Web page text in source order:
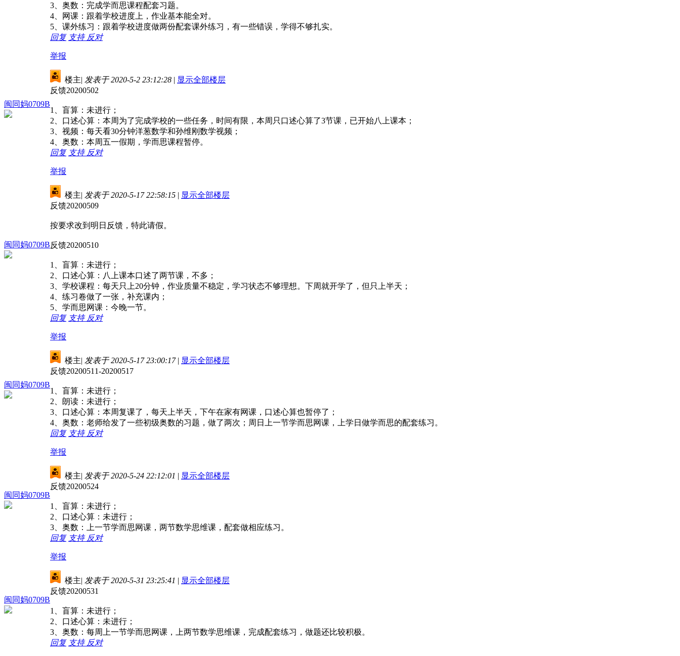
3、奥数：完成学而思课程配套习题。
4、网课：跟着学校进度上，作业基本能全对。
5、课外练习：跟着学校进度做两份配套课外练习，有一些错误，学得不够扎实。
回复 支持 反对
举报
闽同妈0709B
楼主| 发表于 2020-5-2 23:12:28 | 显示全部楼层
反馈20200502
1、盲算：未进行；
2、口述心算：本周为了完成学校的一些任务，时间有限，本周只口述心算了3节课，已开始八上课本；
3、视频：每天看30分钟洋葱数学和孙维刚数学视频；
4、奥数：本周五一假期，学而思课程暂停。
回复 支持 反对
举报
闽同妈0709B
楼主| 发表于 2020-5-17 22:58:15 | 显示全部楼层
反馈20200509
按要求改到明日反馈，特此请假。
反馈20200510
1、盲算：未进行；
2、口述心算：八上课本口述了两节课，不多；
3、学校课程：每天只上20分钟，作业质量不稳定，学习状态不够理想。下周就开学了，但只上半天；
4、练习卷做了一张，补充课内；
5、学而思网课：今晚一节。
回复 支持 反对
举报
闽同妈0709B
楼主| 发表于 2020-5-17 23:00:17 | 显示全部楼层
反馈20200511-20200517
1、盲算：未进行；
2、朗读：未进行；
3、口述心算：本周复课了，每天上半天，下午在家有网课，口述心算也暂停了；
4、奥数：老师给发了一些初级奥数的习题，做了两次；周日上一节学而思网课，上学日做学而思的配套练习。
回复 支持 反对
举报
闽同妈0709B
楼主| 发表于 2020-5-24 22:12:01 | 显示全部楼层
反馈20200524
1、盲算：未进行；
2、口述心算：未进行；
3、奥数：上一节学而思网课，两节数学思维课，配套做相应练习。
回复 支持 反对
举报
闽同妈0709B
楼主| 发表于 2020-5-31 23:25:41 | 显示全部楼层
反馈20200531
1、盲算：未进行；
2、口述心算：未进行；
3、奥数：每周上一节学而思网课，上两节数学思维课，完成配套练习，做题还比较积极。
回复 支持 反对